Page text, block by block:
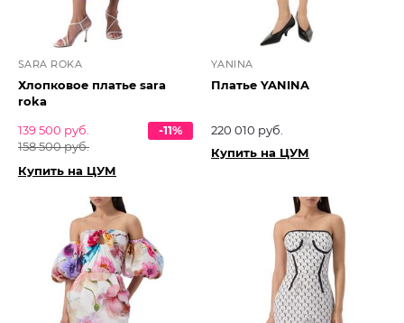
SARA ROKA
Хлопковое платье sara
roka
139 500 руб.
158 500 руб.
-11%
Купить на ЦУМ
YANINA
Платье YANINA
220 010 руб.
Купить на ЦУМ